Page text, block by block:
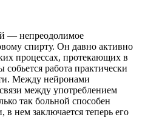
— непреодолимое
спирту. Он давно активно
процессах, протекающих в
работа практически
Между нейронами
между употреблением
так больной способен
нем заключается теперь его